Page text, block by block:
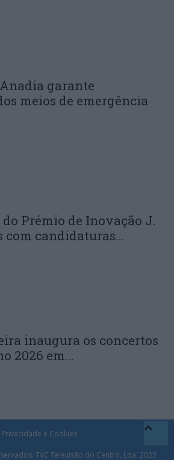
garante
meios de emergência
Prémio de Inovação J.
com candidaturas...
inaugura os concertos
2026 em...
Privacidade e Cookies
TVC Televisão do Centro, Lda. 2023